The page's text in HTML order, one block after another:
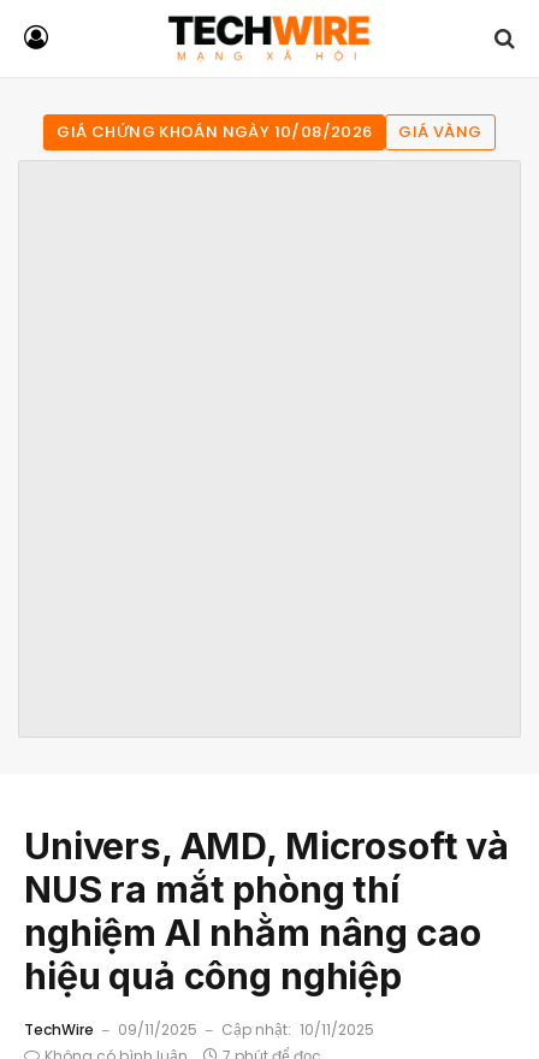
GIÁ CHỨNG KHOÁN NGÀY 10/08/2026 GIÁ VÀNG
Univers, AMD, Microsoft và
NUS ra mắt phòng thí
nghiệm AI nhằm nâng cao
hiệu quả công nghiệp
TechWire 09/11/2025 Cập nhật: 10/11/2025